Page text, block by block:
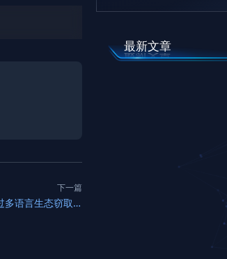
下一篇
警惕供应链投毒：TrapDoor攻击活动通过多语言生态窃取开发者凭据
最新文章